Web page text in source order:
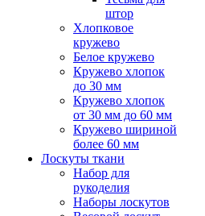
штор
Хлопковое
кружево
Белое кружево
Кружево хлопок
до 30 мм
Кружево хлопок
от 30 мм до 60 мм
Кружево шириной
более 60 мм
Лоскуты ткани
Набор для
рукоделия
Наборы лоскутов